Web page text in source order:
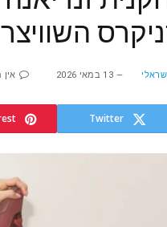
13 במאי 2026 אין
Twitter